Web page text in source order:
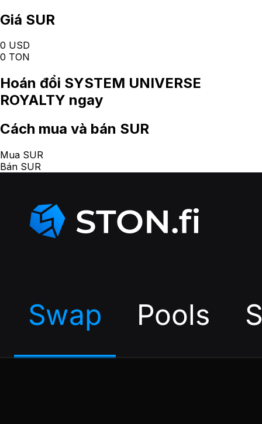
Giá SUR
0 USD
0 TON
Hoán đổi SYSTEM UNIVERSE
ROYALTY ngay
Cách mua và bán SUR
Mua SUR
Bán SUR